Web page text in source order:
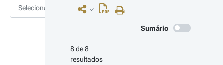
Selecionar
Sumário
8 de 8
resultados